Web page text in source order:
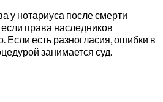
у нотариуса после смерти
права наследников
Если есть разногласия, ошибки в
занимается суд.